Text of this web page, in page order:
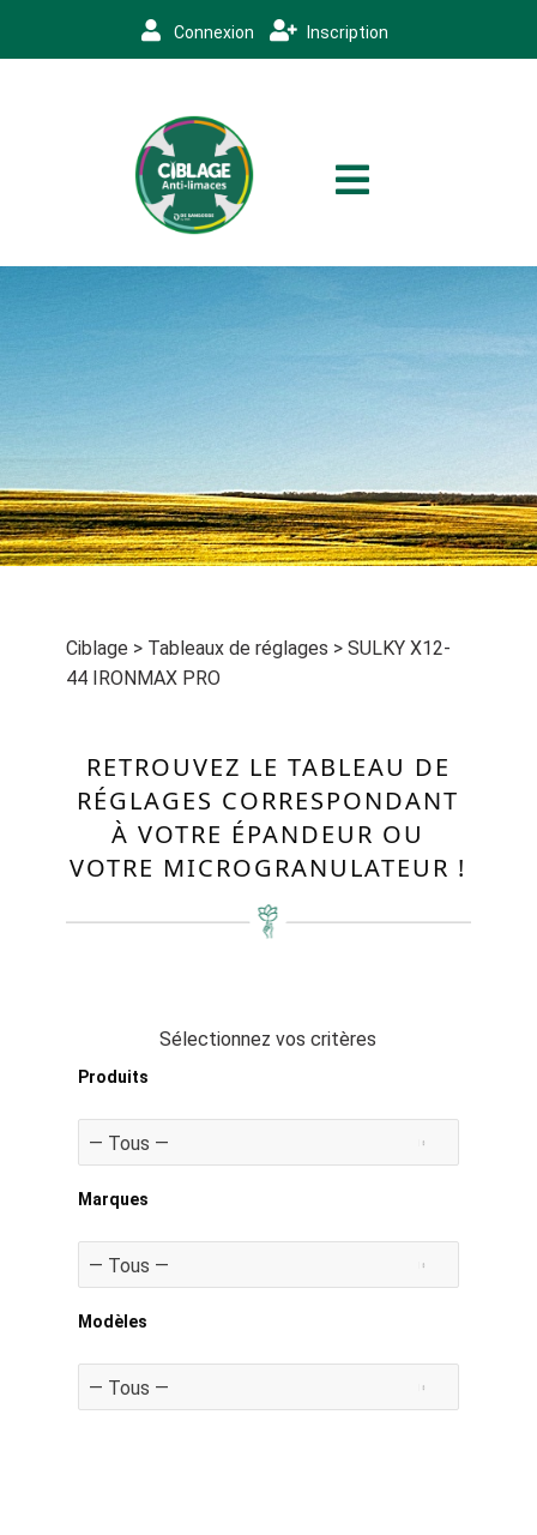
Connexion Inscription
Ciblage > Tableaux de réglages > SULKY X12-
44 IRONMAX PRO
RETROUVEZ LE TABLEAU DE
RÉGLAGES CORRESPONDANT
À VOTRE ÉPANDEUR OU
VOTRE MICROGRANULATEUR !
Sélectionnez vos critères
Produits
Marques
Modèles